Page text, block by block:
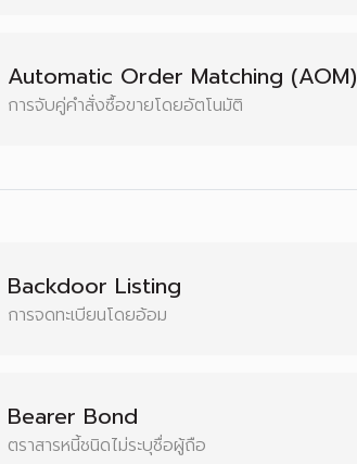
Automatic Order Matching (AOM)
การจับคู่คำสั่งซื้อขายโดยอัตโนมัติ
Backdoor Listing
การจดทะเบียนโดยอ้อม
Bearer Bond
ตราสารหนี้ชนิดไม่ระบุชื่อผู้ถือ